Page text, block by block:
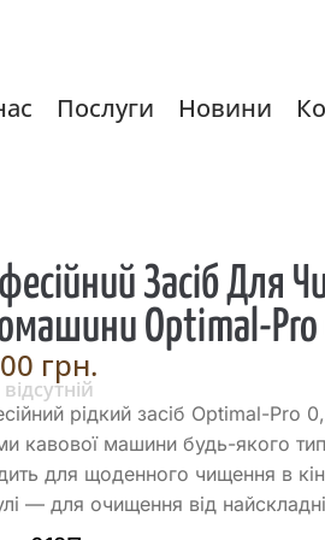
Послуги Новини
Засіб Для
Optimal-Pro
грн.
рідкий засіб Optimal-Pro
кавової машини будь-якого
для щоденного чищення в
— для очищення від